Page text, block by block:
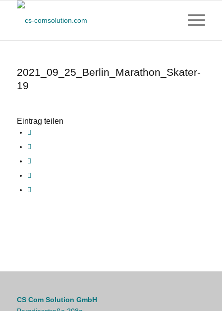
2021_09_25_Berlin_Marathon_Skater-
19
Eintrag teilen
CS Com Solution GmbH